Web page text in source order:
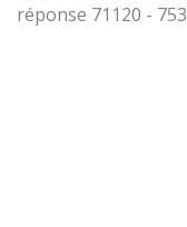
réponse 71120 -